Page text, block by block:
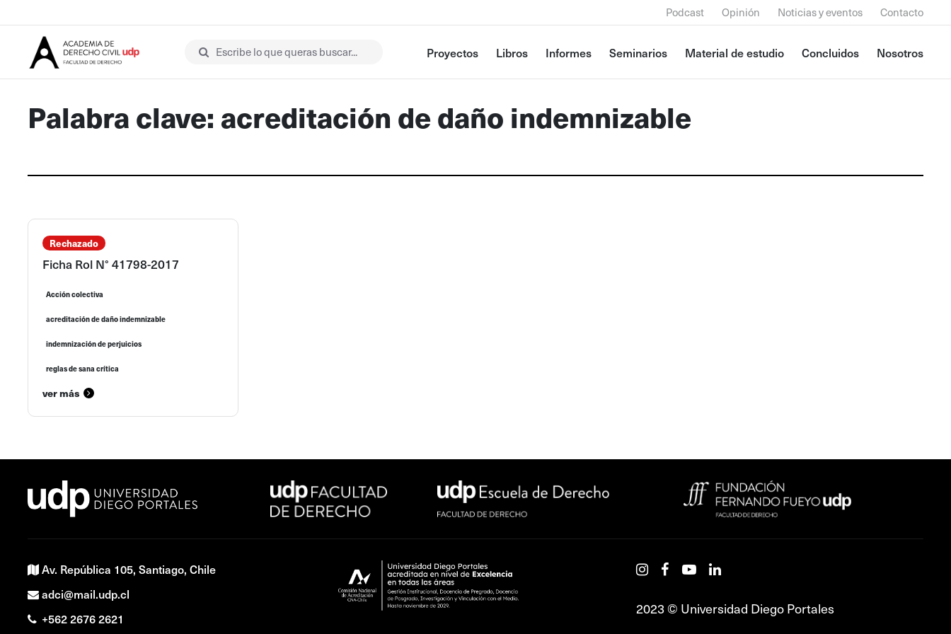
Podcast Opinión Noticias y eventos Contacto
Escribe lo que queras buscar... Proyectos Libros Informes Seminarios Material de estudio Concluidos Nosotros
Palabra clave: acreditación de daño indemnizable
Rechazado
Ficha Rol N° 41798-2017
Acción colectiva
acreditación de daño indemnizable
indemnización de perjuicios
reglas de sana crítica
ver más
Av. República 105, Santiago, Chile
adci@mail.udp.cl
+562 2676 2621
2023 © Universidad Diego Portales